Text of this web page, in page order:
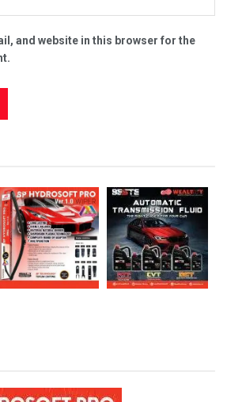
and website in this browser for the